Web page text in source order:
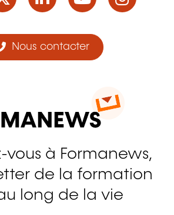
Nous contacter
vous à Formanews,
de la formation
long de la vie